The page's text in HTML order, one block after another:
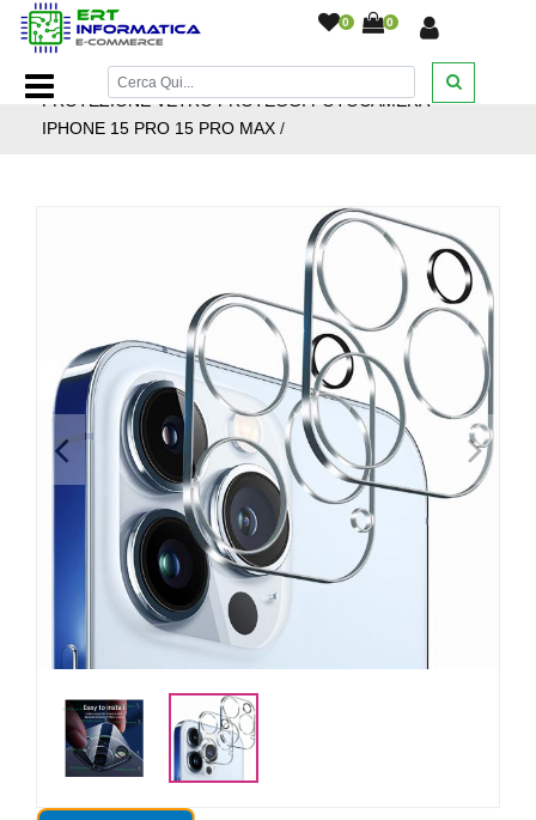
0 0
Home Page/Accessori cellulari/Pellicole/PELLICOLA
PROTEZIONE VETRO PROTEGGI FOTOCAMERA
IPHONE 15 PRO 15 PRO MAX /
< >